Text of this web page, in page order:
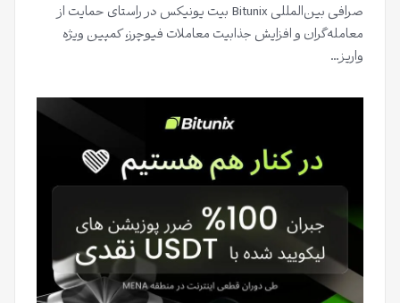
صرافی بین‌المللی Bitunix بیت یونیکس در راستای حمایت از
معامله‌گران و افزایش جذابیت معاملات فیوچرز، کمپین ویژه
واریز…